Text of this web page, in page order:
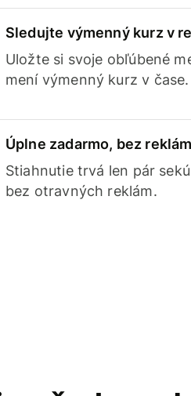
Sledujte výmenný kurz v
Uložte si svoje obľúbené
mení výmenný kurz v čase.
Úplne zadarmo, bez reklám
Stiahnutie trvá len pár
bez otravných reklám.